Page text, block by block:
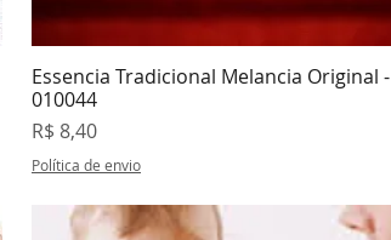
Visualização rápida
Essencia Tradicional Melancia Original -
010044
Preço
R$ 8,40
Política de envio